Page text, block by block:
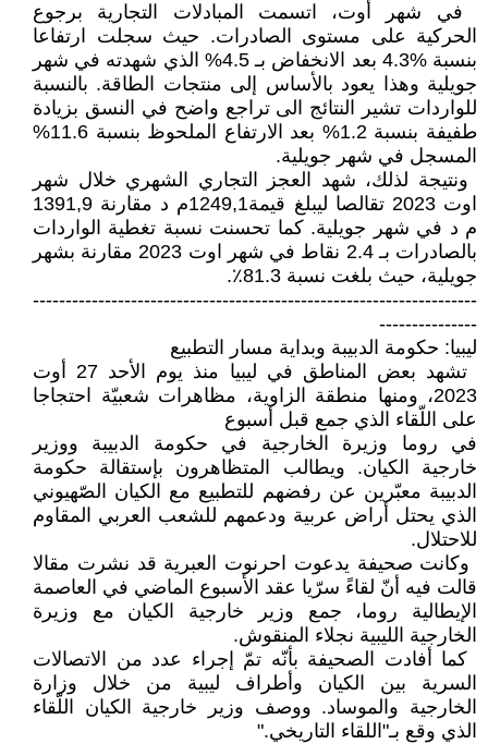
‏ في شهر أوت، اتسمت المبادلات ‏التجارية برجوع
الحركية على مستوى ‏الصادرات. حيث سجلت ارتفاعا
بنسبة ‏‏4.3% بعد الانخفاض بـ 4.5% الذي ‏شهدته في شهر
جويلية وهذا يعود ‏بالأساس إلى منتجات الطاقة. بالنسبة
‏للواردات تشير النتائج الى تراجع واضح ‏في النسق بزيادة
طفيفة بنسبة 1.2% بعد ‏الارتفاع الملحوظ بنسبة 11.6%
‏المسجل في شهر جويلية‎.‎
‏ ونتيجة لذلك، شهد العجز التجاري ‏الشهري خلال شهر
اوت 2023 تقالصا ‏ليبلغ قيمة1249,1م د مقارنة 1391,9
‏م د في شهر جويلية. كما تحسنت نسبة ‏تغطية الواردات
بالصادرات بـ 2.4 نقاط ‏في شهر اوت 2023 مقارنة بشهر
‏جويلية، حيث بلغت نسبة 81.3٪.‏
‏--------------------------------------------------------------------
---------------‏
ليبيا: حكومة الدبيبة وبداية مسار التطبيع
‏ تشهد بعض المناطق في ليبيا منذ يوم الأحد 27 أوت
2023، ومنها منطقة الزاوية، ‏مظاهرات شعبيّة احتجاجا
على اللّقاء الذي جمع قبل أسبوع ‏
في روما وزيرة الخارجية في حكومة ‏الدبيبة ووزير
خارجية الكيان. ويطالب ‏المتظاهرون بإستقالة حكومة
الدبيبة ‏معبّرين عن رفضهم للتطبيع مع الكيان ‏الصّهيوني
الذي يحتل أراض عربية ‏ودعمهم للشعب العربي المقاوم
للاحتلال‎.‎
‏ وكانت صحيفة يدعوت احرنوت ‏العبرية قد نشرت مقالا
قالت فيه أنّ لقاءً ‏سرّيا عقد الأسبوع الماضي في العاصمة
‏الإيطالية روما، جمع وزير خارجية ‏الكيان مع وزيرة
الخارجية الليبية نجلاء ‏المنقوش‎.‎
‏ كما أفادت الصحيفة بأنّه تمّ إجراء عدد ‏من الاتصالات
السرية بين الكيان ‏وأطراف ليبية من خلال وزارة
الخارجية ‏والموساد. ووصف وزير خارجية الكيان ‏اللّقاء
الذي وقع بـ"اللقاء التاريخي‎".‎